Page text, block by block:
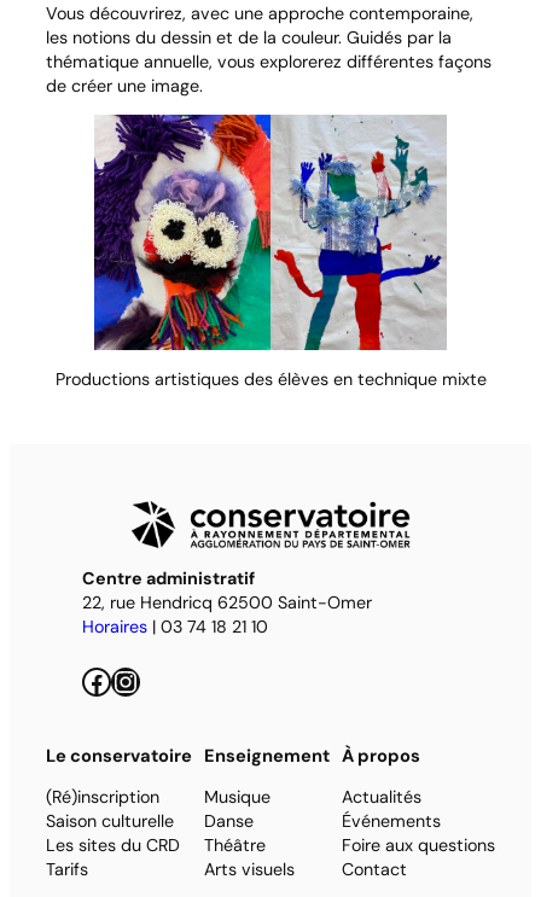
Vous découvrirez, avec une approche contemporaine,
les notions du dessin et de la couleur. Guidés par la
thématique annuelle, vous explorerez différentes façons
de créer une image.
Productions artistiques des élèves en technique mixte
Centre administratif
22, rue Hendricq 62500 Saint-Omer
Horaires | 03 74 18 21 10
Facebook Instagram
Le conservatoire
(Ré)inscription
Saison culturelle
Les sites du CRD
Tarifs
Enseignement
Musique
Danse
Théâtre
Arts visuels
À propos
Actualités
Événements
Foire aux questions
Contact